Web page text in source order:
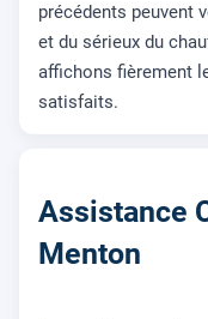
précédents peuvent
et du sérieux du
affichons fièrement
satisfaits.
Assistance
Menton